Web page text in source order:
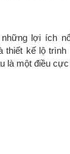
lợi ích
thiết kế lộ trình
là một điều